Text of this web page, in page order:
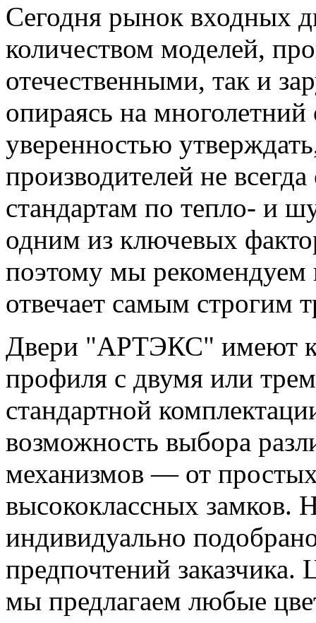
Сегодня рынок входных
количеством моделей,
отечественными, так и
опираясь на
уверенностью
производителей не
стандартам по тепло- и
одним из ключевых
поэтому мы
отвечает самым строгим
Двери "АРТЭКС" имеют
профиля с двумя или
стандартной
возможность выбора
механизмов — от
высококлассных замков.
индивидуально
предпочтений заказчика.
мы предлагаем любые